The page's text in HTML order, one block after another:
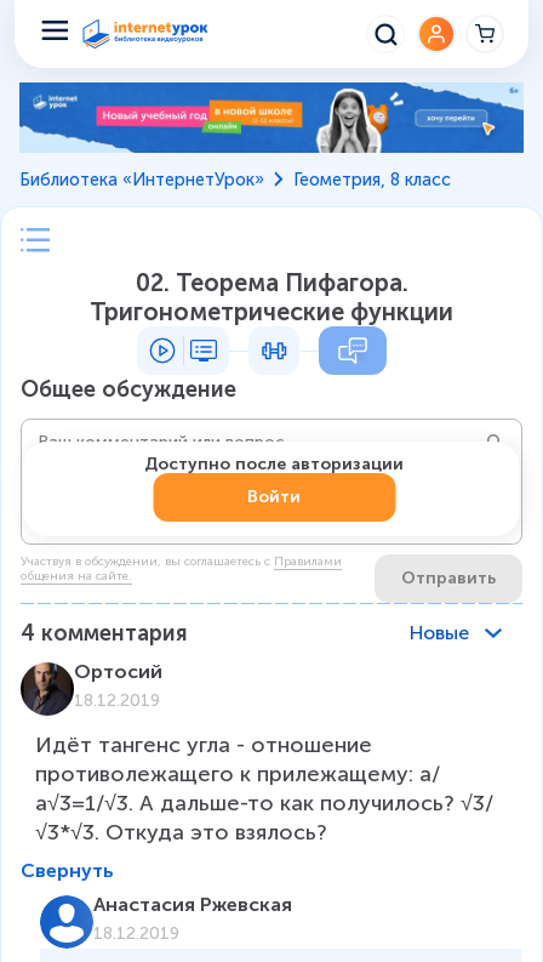
Библиотека «ИнтернетУрок» Геометрия, 8 класс
02. Теорема Пифагора.
Тригонометрические функции
Общее обсуждение
Участвуя в обсуждении, вы соглашаетесь c Правилами
общения на сайте.
Отправить
Доступно после авторизации
Войти
4 комментария
Новые
Ортосий
18.12.2019
Идёт тангенс угла - отношение
противолежащего к прилежащему: а/
а√3=1/√3. А дальше-то как получилось? √3/
√3*√3. Откуда это взялось?
Свернуть
Анастасия Ржевская
18.12.2019